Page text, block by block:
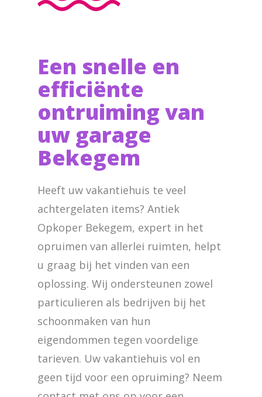
Een snelle en
efficiënte
ontruiming van
uw garage
Bekegem
Heeft uw vakantiehuis te veel
achtergelaten items? Antiek
Opkoper Bekegem, expert in het
opruimen van allerlei ruimten, helpt
u graag bij het vinden van een
oplossing. Wij ondersteunen zowel
particulieren als bedrijven bij het
schoonmaken van hun
eigendommen tegen voordelige
tarieven. Uw vakantiehuis vol en
geen tijd voor een opruiming? Neem